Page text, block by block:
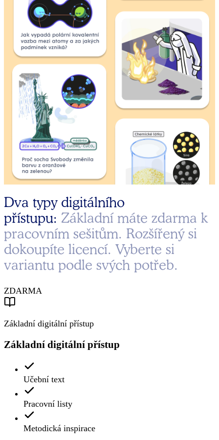
Dva typy digitálního
přístupu: Základní máte zdarma k
pracovním sešitům. Rozšířený si
dokoupíte licencí. Vyberte si
variantu podle svých potřeb.
ZDARMA
Základní digitální přístup
Základní digitální přístup
Učební text
Pracovní listy
Metodická inspirace